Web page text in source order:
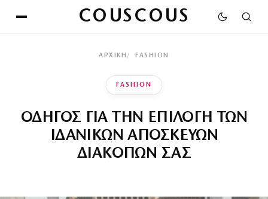
COUSCOUS
ΑΡΧΙΚΉ FASHION
FASHION
ΟΔΗΓΟΣ ΓΙΑ ΤΗΝ ΕΠΙΛΟΓΗ ΤΩΝ
ΙΔΑΝΙΚΩΝ ΑΠΟΣΚΕΥΩΝ
ΔΙΑΚΟΠΩΝ ΣΑΣ